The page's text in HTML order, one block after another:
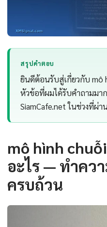
สรุปคำตอบ
ยินดีต้อนรับสู่เกี่ยวกับ mô
หัวข้อที่ผมได้รับคำถามมา
SiamCafe.net ในช่วงที่ผ่า
mô hình
อะไร — ทำคว
ครบถ้วน